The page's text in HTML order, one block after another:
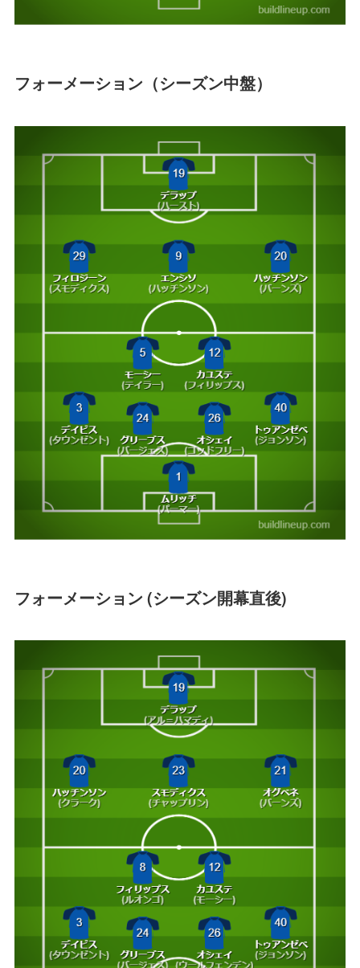
フォーメーション（シーズン中盤）
フォーメーション (シーズン開幕直後)